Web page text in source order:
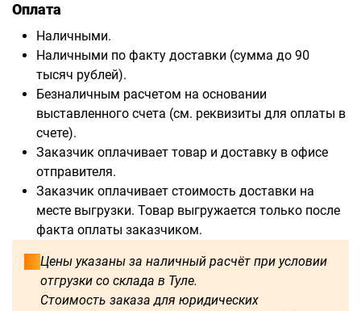
Оплата
Наличными.
Наличными по факту доставки (сумма до 90
тысяч рублей).
Безналичным расчетом на основании
выставленного счета (см. реквизиты для оплаты в
счете).
Заказчик оплачивает товар и доставку в офисе
отправителя.
Заказчик оплачивает стоимость доставки на
месте выгрузки. Товар выгружается только после
факта оплаты заказчиком.
Цены указаны за наличный расчёт при условии
отгрузки со склада в Туле.
Стоимость заказа для юридических
1750 1800 2000 2250
3000 3250
3500 3750 4000 4250